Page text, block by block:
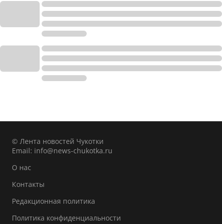
© Лента новостей Чукотки
Email: info@news-chukotka.ru
О нас
Контакты
Редакционная политика
Политика конфиденциальности